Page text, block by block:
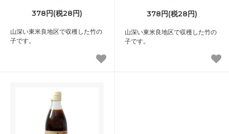
378円(税28円)
山深い東米良地区で収穫した竹の
子です。
378円(税28円)
山深い東米良地区で収穫した竹の
子です。